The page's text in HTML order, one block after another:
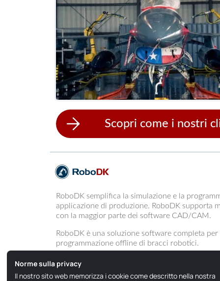
Scopri come i nostri
RoboDK semplifica la simulazione e la
applicazione di produzione. RoboDK supporta
con la maggior parte dei software CAD/CAM.
RoboDK è una soluzione software completa
programmazione offline di bracci robotici.
Norme sulla privacy
Il nostro sito web memorizza i cookie come descritto nella nostra